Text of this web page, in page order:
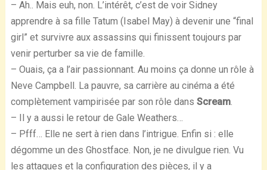
– Ah.. Mais euh, non. L’intérêt, c’est de voir Sidney
apprendre à sa fille Tatum (Isabel May) à devenir une “final
girl” et survivre aux assassins qui finissent toujours par
venir perturber sa vie de famille.
– Ouais, ça a l’air passionnant. Au moins ça donne un rôle à
Neve Campbell. La pauvre, sa carrière au cinéma a été
complètement vampirisée par son rôle dans Scream.
– Il y a aussi le retour de Gale Weathers…
– Pfff… Elle ne sert à rien dans l’intrigue. Enfin si : elle
dégomme un des Ghostface. Non, je ne divulgue rien. Vu
les attaques et la configuration des pièces, il y a